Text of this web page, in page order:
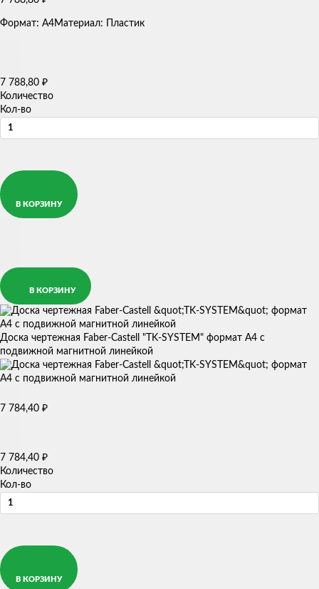
Формат: А4Материал: Пластик
7 788,80 ₽
Количество
Кол-во
В КОРЗИНУ
В КОРЗИНУ
Доска чертежная Faber-Castell "TK-SYSTEM" формат А4 с
подвижной магнитной линейкой
7 784,40 ₽
7 784,40 ₽
Количество
Кол-во
В КОРЗИНУ